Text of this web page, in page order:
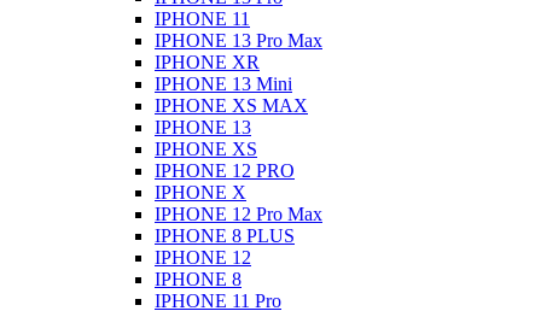
IPHONE 11
IPHONE 13 Pro Max
IPHONE XR
IPHONE 13 Mini
IPHONE XS MAX
IPHONE 13
IPHONE XS
IPHONE 12 PRO
IPHONE X
IPHONE 12 Pro Max
IPHONE 8 PLUS
IPHONE 12
IPHONE 8
IPHONE 11 Pro